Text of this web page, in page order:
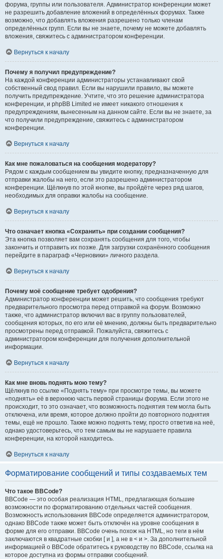
форума, группы или пользователя. Администратор конференции может
не разрешить добавление вложений в определённых форумах. Также
возможно, что добавлять вложения разрешено только членам
определённых групп. Если вы не знаете, почему не можете добавлять
вложения, свяжитесь с администратором конференции.
Вернуться к началу
Почему я получил предупреждение?
На каждой конференции администраторы устанавливают свой
собственный свод правил. Если вы нарушили правило, вы можете
получить предупреждение. Учтите, что это решение администратора
конференции, и phpBB Limited не имеет никакого отношения к
предупреждениям, вынесенным на данном сайте. Если вы не знаете, за
что получили предупреждение, свяжитесь с администратором
конференции.
Вернуться к началу
Как мне пожаловаться на сообщения модератору?
Рядом с каждым сообщением вы увидите кнопку, предназначенную для
отправки жалобы на него, если это разрешено администратором
конференции. Щёлкнув по этой кнопке, вы пройдёте через ряд шагов,
необходимых для оправки жалобы на сообщение.
Вернуться к началу
Что означает кнопка «Сохранить» при создании сообщения?
Эта кнопка позволяет вам сохранять сообщения для того, чтобы
закончить и отправить их позже. Для загрузки сохранённого сообщения
перейдите в параграф «Черновики» личного раздела.
Вернуться к началу
Почему моё сообщение требует одобрения?
Администратор конференции может решить, что сообщения требуют
предварительного просмотра перед отправкой на форум. Возможно
также, что администратор включил вас в группу пользователей,
сообщения которых, по его или её мнению, должны быть предварительно
просмотрены перед отправкой. Пожалуйста, свяжитесь с
администратором конференции для получения дополнительной
информации.
Вернуться к началу
Как мне вновь поднять мою тему?
Щёлкнув по ссылке «Поднять тему» при просмотре темы, вы можете
«поднять» её в верхнюю часть первой страницы форума. Если этого не
происходит, то это означает, что возможность поднятия тем могла быть
отключена, или время, которое должно пройти до повторного поднятия
темы, ещё не прошло. Также можно поднять тему, просто ответив на неё,
однако удостоверьтесь, что тем самым вы не нарушаете правила
конференции, на которой находитесь.
Вернуться к началу
Форматирование сообщений и типы создаваемых тем
Что такое BBCode?
BBCode — это особая реализация HTML, предлагающая большие
возможности по форматированию отдельных частей сообщения.
Возможность использования BBCode определяется администратором,
однако BBCode также может быть отключён на уровне сообщения в
форме для его отправки. BBCode очень похож на HTML, но теги в нём
заключаются в квадратные скобки [ и ], а не в < и >. За дополнительной
информацией о BBCode обратитесь к руководству по BBCode, ссылка на
которое доступна из формы отправки сообщений.